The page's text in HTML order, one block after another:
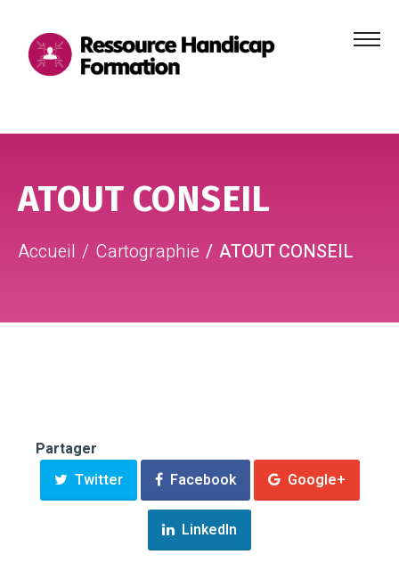
Menu
ATOUT CONSEIL
Accueil Cartographie ATOUT CONSEIL
Partager
Twitter
Facebook Google+
LinkedIn